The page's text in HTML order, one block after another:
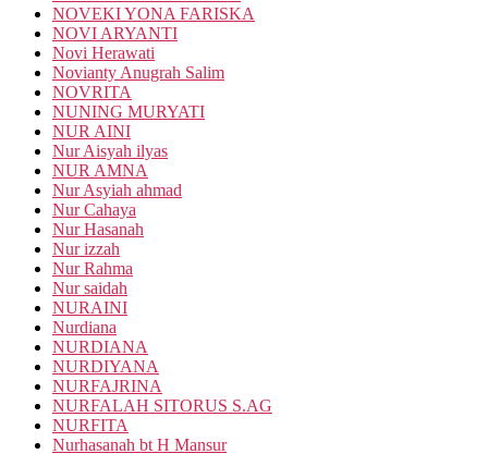
NOVEKI YONA FARISKA
NOVI ARYANTI
Novi Herawati
Novianty Anugrah Salim
NOVRITA
NUNING MURYATI
NUR AINI
Nur Aisyah ilyas
NUR AMNA
Nur Asyiah ahmad
Nur Cahaya
Nur Hasanah
Nur izzah
Nur Rahma
Nur saidah
NURAINI
Nurdiana
NURDIANA
NURDIYANA
NURFAJRINA
NURFALAH SITORUS S.AG
NURFITA
Nurhasanah bt H Mansur